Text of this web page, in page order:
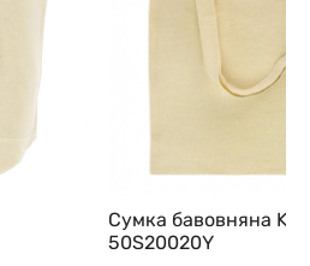
Сумка бавовняна K-
50S20020Y